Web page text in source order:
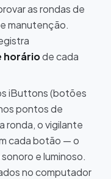
as rondas de
manutenção.
horáriode cada
iButtons (botões
pontos de
ronda, o vigilante
cada botão — o
e luminoso.
no computador